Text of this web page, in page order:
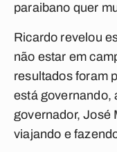
paraibano quer
Ricardo revelou
não estar em
resultados foram
está governando,
governador, José
viajando e